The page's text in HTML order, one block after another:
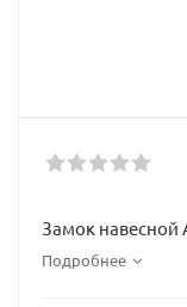
Замок навесной
Подробнее